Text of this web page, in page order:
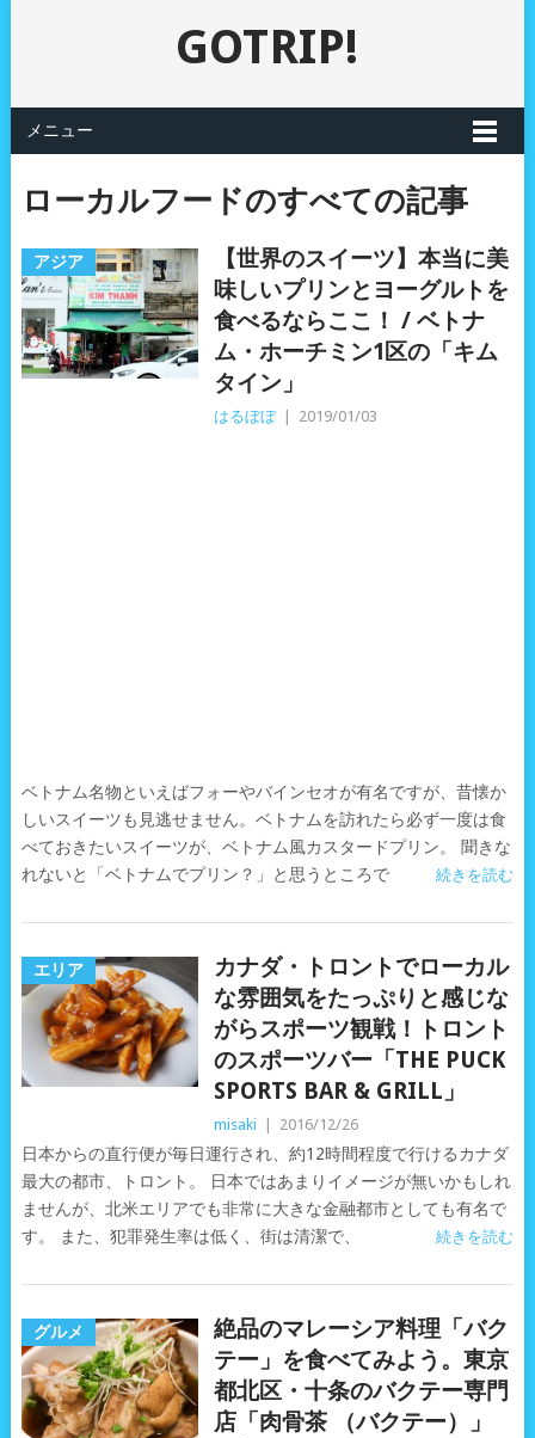
GOTRIP!
メニュー
ローカルフードのすべての記事
アジア
【世界のスイーツ】本当に美
味しいプリンとヨーグルトを
食べるならここ！ / ベトナ
ム・ホーチミン1区の「キム
タイン」
はるぼぼ 2019/01/03
ベトナム名物といえばフォーやバインセオが有名ですが、昔懐か
しいスイーツも見逃せません。ベトナムを訪れたら必ず一度は食
べておきたいスイーツが、ベトナム風カスタードプリン。 聞きな
れないと「ベトナムでプリン？」と思うところで
続きを読む
エリア
カナダ・トロントでローカル
な雰囲気をたっぷりと感じな
がらスポーツ観戦！トロント
のスポーツバー「THE PUCK
SPORTS BAR & GRILL」
misaki 2016/12/26
日本からの直行便が毎日運行され、約12時間程度で行けるカナダ
最大の都市、トロント。 日本ではあまりイメージが無いかもしれ
ませんが、北米エリアでも非常に大きな金融都市としても有名で
す。 また、犯罪発生率は低く、街は清潔で、
続きを読む
グルメ
絶品のマレーシア料理「バク
テー」を食べてみよう。東京
都北区・十条のバクテー専門
店「肉骨茶 （バクテー）」